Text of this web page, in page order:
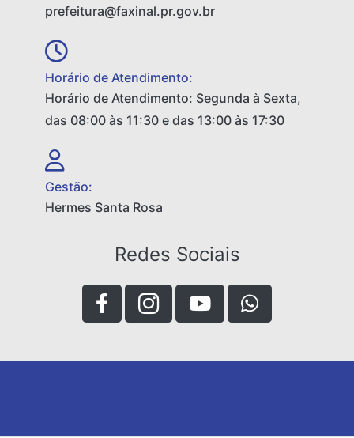
prefeitura@faxinal.pr.gov.br
Horário de Atendimento:
Horário de Atendimento: Segunda à Sexta,
das 08:00 às 11:30 e das 13:00 às 17:30
Gestão:
Hermes Santa Rosa
Redes Sociais